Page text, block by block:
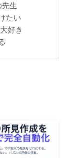
生
たい
好き